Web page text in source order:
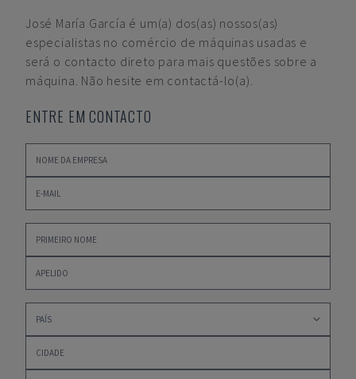
José María García é um(a) dos(as) nossos(as)
especialistas no comércio de máquinas usadas e
será o contacto direto para mais questões sobre a
máquina. Não hesite em contactá-lo(a).
ENTRE EM CONTACTO